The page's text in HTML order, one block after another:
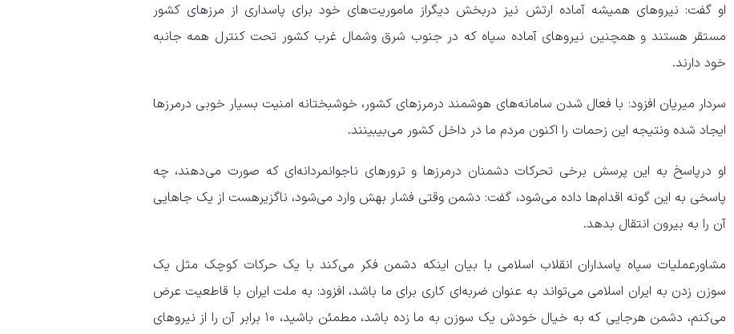
او گفت: نیرو‌های همیشه آماده ارتش نیز دربخش دیگراز ماموریت‌های خود برای پاسداری از مرز‌های کشور
مستقر هستند و همچنین نیرو‌های آماده سپاه که در جنوب شرق وشمال غرب کشور تحت کنترل همه جانبه
خود دارند.
سردار میریان افزود: با فعال شدن سامانه‌های هوشمند درمرز‌های کشور، خوشبختانه امنیت بسیار خوبی درمرز‌ها
ایجاد شده ونتیجه این زحمات را اکنون مردم ما در داخل کشور می‌بیبینند.
او درپاسخ به این پرسش برخی تحرکات دشمنان درمرز‌ها و ترور‌های ناجوانمردانه‌ای که صورت می‌دهند، چه
پاسخی به این گونه اقدام‌ها داده می‌شود، گفت: دشمن وقتی فشار بهش وارد می‌شود، ناگزیرهست از یک جا‌هایی
آن را به بیرون انتقال بدهد.
مشاورعملیات سپاه پاسداران انقلاب اسلامی با بیان اینکه دشمن فکر می‌کند با یک حرکات کوچک مثل یک
سوزن زدن به ایران اسلامی می‌تواند به عنوان ضربه‌ای کاری برای ما باشد، افزود: به ملت ایران با قاطعیت عرض
می‌کنم، دشمن هرجایی که به خیال خودش یک سوزن به ما زده باشد، مطمئن باشید، ۱۰ برابر آن را از نیرو‌های